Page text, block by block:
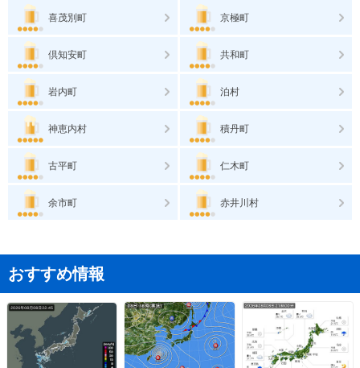
喜茂別町 京極町
倶知安町 共和町
岩内町 泊村
神恵内村 積丹町
古平町 仁木町
余市町 赤井川村
おすすめ情報